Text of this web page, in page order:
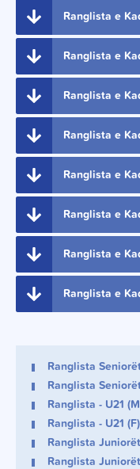
Ranglista e
Ranglista e
Ranglista e
Ranglista e
Ranglista e
Ranglista e
Ranglista e
Ranglista e
Ranglista
Ranglista
Ranglista - U21
Ranglista - U21 (F)
Ranglista
Ranglista